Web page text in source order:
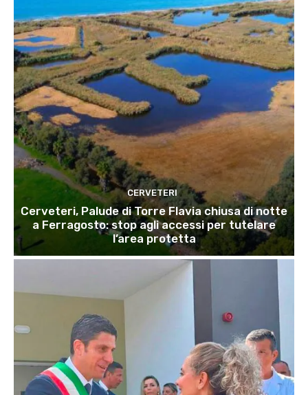
CERVETERI
Cerveteri, Palude di Torre Flavia chiusa di notte
a Ferragosto: stop agli accessi per tutelare
l’area protetta